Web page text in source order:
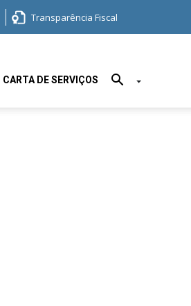
Transparência Fiscal
CARTA DE SERVIÇOS